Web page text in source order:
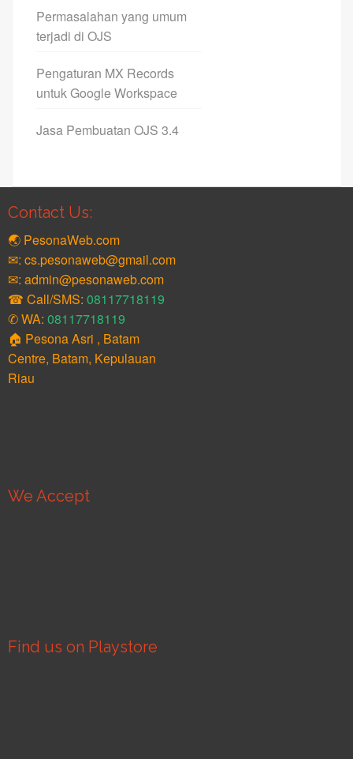
Permasalahan yang umum
terjadi di OJS
Pengaturan MX Records
untuk Google Workspace
Jasa Pembuatan OJS 3.4
Contact Us:
🌏 PesonaWeb.com
✉: cs.pesonaweb@gmail.com
✉: admin@pesonaweb.com
☎ Call/SMS: 08117718119
✆ WA: 08117718119
🏠 Pesona Asri , Batam
Centre, Batam, Kepulauan
Riau
We Accept
Find us on Playstore